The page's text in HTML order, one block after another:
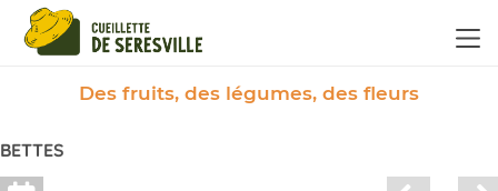
Des fruits, des légumes, des fleurs
BETTES
Panneau de gestion des cookies